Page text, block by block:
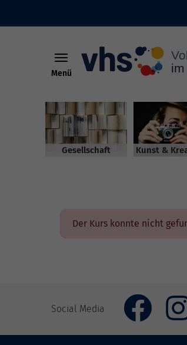
Menü
Gesellschaft Kunst &
Der Kurs konnte nicht
Social Media